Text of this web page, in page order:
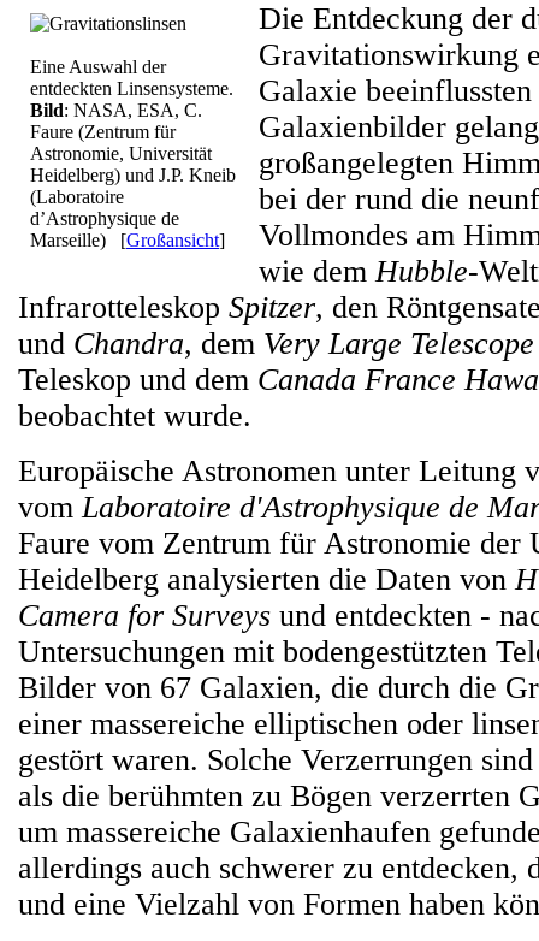
Eine Auswahl der
entdeckten Linsensysteme.
Bild: NASA, ESA, C.
Faure (Zentrum für
Astronomie, Universität
Heidelberg) und J.P. Kneib
(Laboratoire
d’Astrophysique de
Marseille) [Großansicht]
Die Entdeckung der
Gravitationswirkung
Galaxie
Galaxienbilder
großangelegten
bei der rund die
Vollmondes am
wie demHubble-
Infrarotteleskop Spitzer, den
und Chandra, dem Very Large Telescope
Teleskop und dem Canada France
beobachtet wurde.
Europäische Astronomen unter Leitung
vomLaboratoire d'Astrophysique de
Faure vom Zentrum für Astronomie der
Heidelberg analysierten die Daten von
Camera for Surveys und entdeckten -
Untersuchungen mit bodengestützten
Bilder von 67 Galaxien, die durch die
einer massereiche elliptischen oder
gestört waren. Solche Verzerrungen
als die berühmten zu Bögen verzerrten
um massereiche Galaxienhaufen
allerdings auch schwerer zu entdecken,
und eine Vielzahl von Formen haben